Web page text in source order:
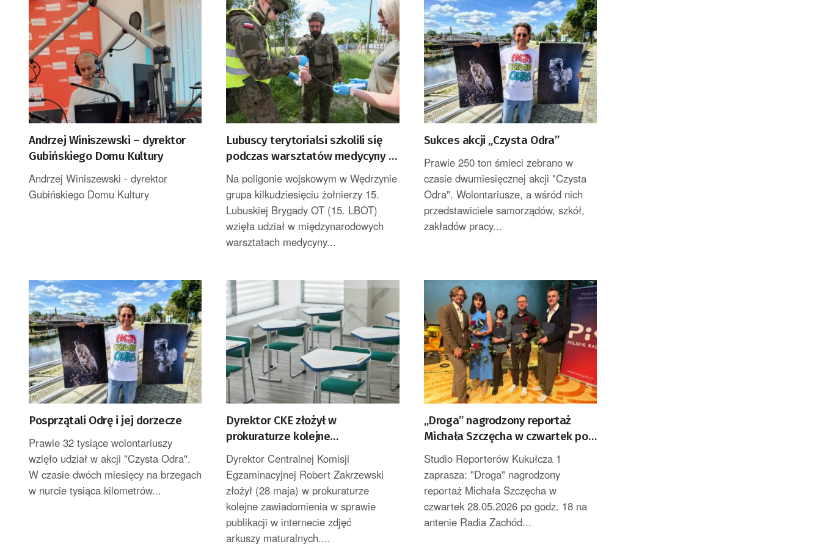
Andrzej Winiszewski – dyrektor
Gubińskiego Domu Kultury
Andrzej Winiszewski - dyrektor
Gubińskiego Domu Kultury
Lubuscy terytorialsi szkolili się
podczas warsztatów medycyny i
ratownictwa taktycznego
[GALERIA ZDJĘĆ]
Na poligonie wojskowym w Wędrzynie
grupa kilkudziesięciu żołnierzy 15.
Lubuskiej Brygady OT (15. LBOT)
wzięła udział w międzynarodowych
warsztatach medycyny...
Sukces akcji „Czysta Odra”
Prawie 250 ton śmieci zebrano w
czasie dwumiesięcznej akcji "Czysta
Odra". Wolontariusze, a wśród nich
przedstawiciele samorządów, szkół,
zakładów pracy...
Posprzątali Odrę i jej dorzecze
Prawie 32 tysiące wolontariuszy
wzięło udział w akcji "Czysta Odra".
W czasie dwóch miesięcy na brzegach
w nurcie tysiąca kilometrów...
Dyrektor CKE złożył w
prokuraturze kolejne
zawiadomienia dot. publikacji
zdjęć arkuszy maturalnych
Dyrektor Centralnej Komisji
Egzaminacyjnej Robert Zakrzewski
złożył (28 maja) w prokuraturze
kolejne zawiadomienia w sprawie
publikacji w internecie zdjęć
arkuszy maturalnych....
„Droga” nagrodzony reportaż
Michała Szczęcha w czwartek po
godz. 18
Studio Reporterów Kukułcza 1
zaprasza: "Droga" nagrodzony
reportaż Michała Szczęcha w
czwartek 28.05.2026 po godz. 18 na
antenie Radia Zachód...